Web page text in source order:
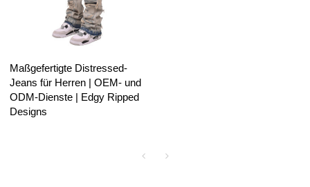
Maßgefertigte Distressed-
Jeans für Herren | OEM- und
ODM-Dienste | Edgy Ripped
Designs